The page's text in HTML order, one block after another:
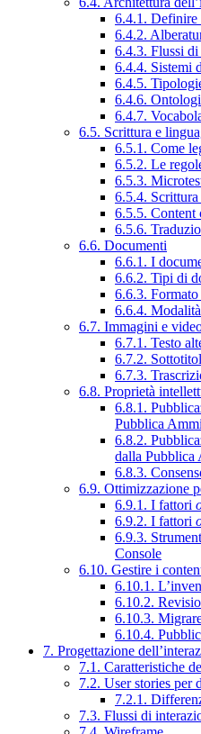
6.4.1. Definire
6.4.2.
6.4.3. Flussi
6.4.4. Sistemi
6.4.5.
6.4.6.
6.4.7.
6.5. Scrittura e
6.5.1. Come
6.5.2. Le
6.5.3.
6.5.4.
6.5.5. Content
6.5.6.
6.6. Documenti
6.6.1. I
6.6.2. Tipi di
6.6.3.
6.6.4.
6.7. Immagini e
6.7.1. Testo
6.7.2.
6.7.3.
6.8. Proprietà
6.8.1.
Pubblica
6.8.2.
dalla Pubblica
6.8.3.
6.9. Ottimizzazione
6.9.1. I fattori
6.9.2. I fattori
6.9.3.
Console
6.10. Gestire i
6.10.1.
6.10.2.
6.10.3.
6.10.4.
7. Progettazione
7.1. Caratteristiche
7.2. User stories per
7.2.1.
7.3. Flussi di